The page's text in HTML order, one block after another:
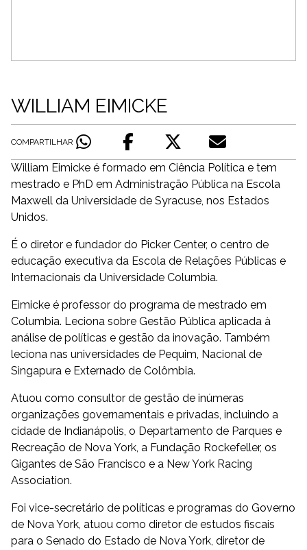
WILLIAM EIMICKE
COMPARTILHAR
William Eimicke é formado em Ciência Política e tem
mestrado e PhD em Administração Pública na Escola
Maxwell da Universidade de Syracuse, nos Estados
Unidos.
É o diretor e fundador do Picker Center, o centro de
educação executiva da Escola de Relações Públicas e
Internacionais da Universidade Columbia.
Eimicke é professor do programa de mestrado em
Columbia. Leciona sobre Gestão Pública aplicada à
análise de políticas e gestão da inovação. Também
leciona nas universidades de Pequim, Nacional de
Singapura e Externado de Colômbia.
Atuou como consultor de gestão de inúmeras
organizações governamentais e privadas, incluindo a
cidade de Indianápolis, o Departamento de Parques e
Recreação de Nova York, a Fundação Rockefeller, os
Gigantes de São Francisco e a New York Racing
Association.
Foi vice-secretário de políticas e programas do Governo
de Nova York, atuou como diretor de estudos fiscais
para o Senado do Estado de Nova York, diretor de